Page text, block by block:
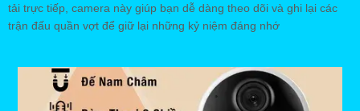
tải trực tiếp, camera này giúp bạn dễ dàng theo dõi và ghi lại các
trận đấu quần vợt để giữ lại những kỷ niệm đáng nhớ